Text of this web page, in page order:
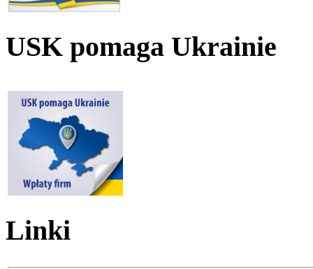
USK pomaga Ukrainie
Linki